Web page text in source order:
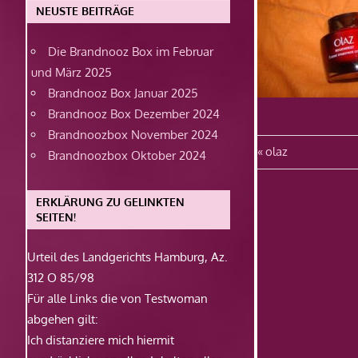
Vorheriger
Beitrag:
olaz
NEUSTE BEITRÄGE
Die Brandnooz Box im Februar
und März 2025
Brandnooz Box Januar 2025
Brandnooz Box Dezember 2024
Brandnoozbox November 2024
Brandnoozbox Oktober 2024
ERKLÄRUNG ZU GELINKTEN
SEITEN!
Urteil des Landgerichts Hamburg, Az.
312 O 85/98
Für alle Links die von Testwoman
abgehen gilt:
Ich distanziere mich hiermit